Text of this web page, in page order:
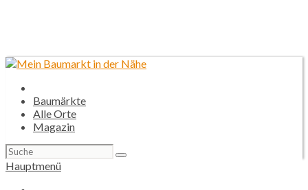
Baumärkte
Alle Orte
Magazin
Suchen
nach:
Hauptmenü